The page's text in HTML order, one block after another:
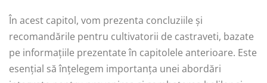
În acest capitol, vom prezenta concluziile și
recomandările pentru cultivatorii de castraveti, bazate
pe informațiile prezentate în capitolele anterioare. Este
esențial să înțelegem importanța unei abordări